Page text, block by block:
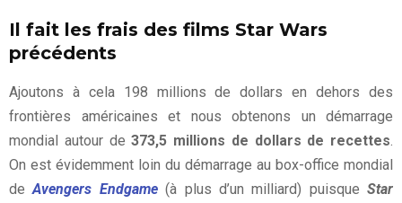
Il fait les frais des films Star Wars
précédents
Ajoutons à cela 198 millions de dollars en dehors des
frontières américaines et nous obtenons un démarrage
mondial autour de 373,5 millions de dollars de recettes
On est évidemment loin du démarrage au box-office mondial
deAvengers Endgame(à plus d’un milliard) puisque Star